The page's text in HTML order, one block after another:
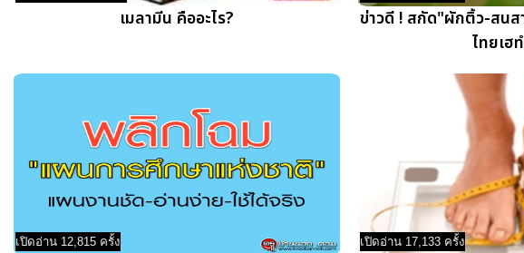
เมลามีน คืออะไร?
ข่าวดี ! สกัด"ผักติ้ว-สนส
ไทยเฮ
เปิดอ่าน 12,815 ครั้ง เปิดอ่าน 17,133 ครั้ง